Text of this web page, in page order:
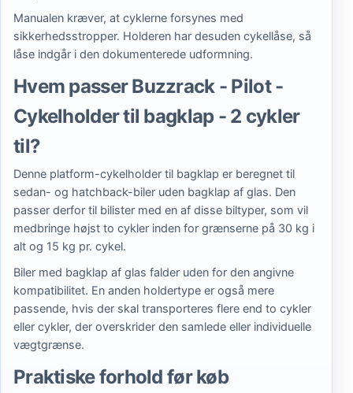
Manualen kræver, at cyklerne forsynes med
sikkerhedsstropper. Holderen har desuden cykellåse, så
låse indgår i den dokumenterede udformning.
Hvem passer Buzzrack - Pilot -
Cykelholder til bagklap - 2 cykler
til?
Denne platform-cykelholder til bagklap er beregnet til
sedan- og hatchback-biler uden bagklap af glas. Den
passer derfor til bilister med en af disse biltyper, som vil
medbringe højst to cykler inden for grænserne på 30 kg i
alt og 15 kg pr. cykel.
Biler med bagklap af glas falder uden for den angivne
kompatibilitet. En anden holdertype er også mere
passende, hvis der skal transporteres flere end to cykler
eller cykler, der overskrider den samlede eller individuelle
vægtgrænse.
Praktiske forhold før køb